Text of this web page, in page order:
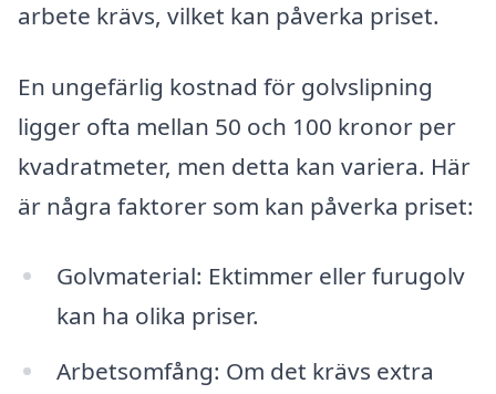
arbete krävs, vilket kan påverka priset.
En ungefärlig kostnad för golvslipning
ligger ofta mellan 50 och 100 kronor per
kvadratmeter, men detta kan variera. Här
är några faktorer som kan påverka priset:
Golvmaterial: Ektimmer eller furugolv
kan ha olika priser.
Arbetsomfång: Om det krävs extra